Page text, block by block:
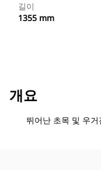
길이
1355 mm
개요
뛰어난 초목 및 우